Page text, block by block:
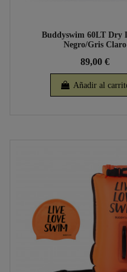
Buddyswim 60LT Dry
Negro/Gris Claro
89,00 €
Añadir al